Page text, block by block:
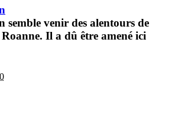
semble venir des alentours de
Il a dû être amené ici